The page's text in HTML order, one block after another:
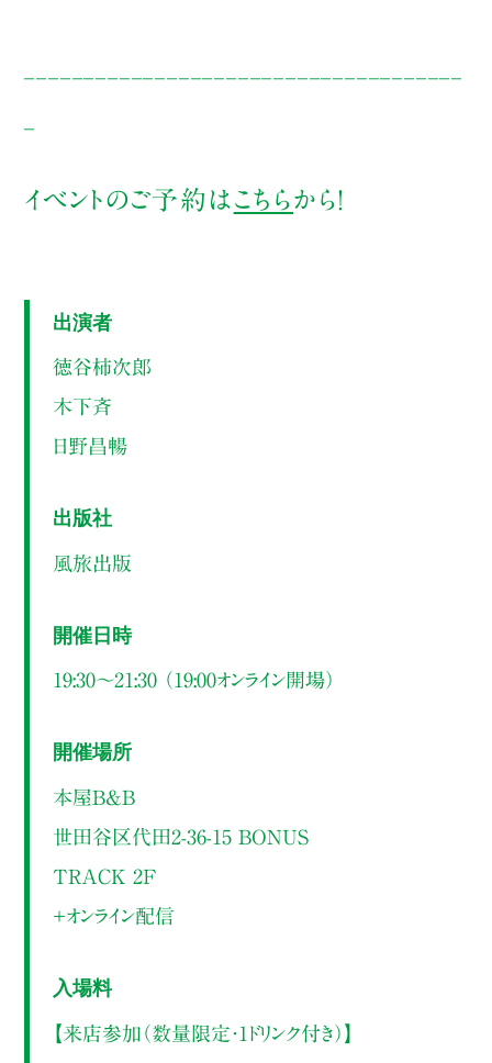
イベントのご予約は こちらから！
出演者
徳谷柿次郎
木下斉
日野昌暢
出版社
風旅出版
開催日時
19:30～21:30 （19:00オンライン開場）
開催場所
本屋B&B
世田谷区代田2-36-15 BONUS
TRACK 2F
＋オンライン配信
入場料
【来店参加（数量限定・1ドリンク付き）】